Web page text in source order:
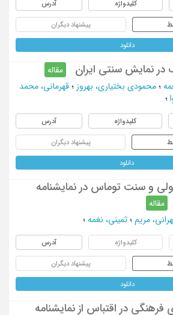
کلیدواژه آدرس
پیشنهاد دیگران
دانلود
در نمایش سنتی ایران
مقاله
؛ محمودی بختیاری، بهروز ؛ قهرمانی، محمد
؛
کلیدواژه آدرس
پیشنهاد دیگران
دانلود
و سنت توماس در نمایشنامه
مقاله
مریم ؛ ثمینی، نغمه ؛
کلیدواژه آدرس
پیشنهاد دیگران
دانلود
فرهنگی در اقتباس از نمایشنامه